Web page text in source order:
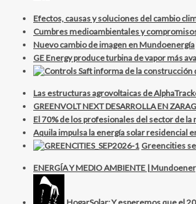
Efectos, causas y soluciones del cambio
Cumbres medioambientales y
Nuevo cambio de imagen en Mundoenergía
GE Energy produce turbina de vapor más
Las estructuras agrovoltaicas de
GREENVOLT NEXT DESARROLLA EN
El 70% de los profesionales del sector de
Aquila impulsa la energía solar residencial
Greencities
ENERGÍA Y MEDIO AMBIENTE |